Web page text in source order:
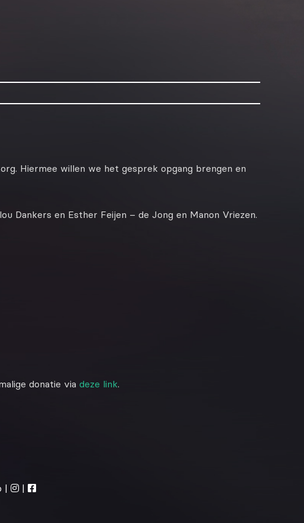
Hiermee willen we het gesprek opgang brengen en
Dankers en Esther Feijen – de Jong en Manon Vriezen.
donatie via deze link.
| |